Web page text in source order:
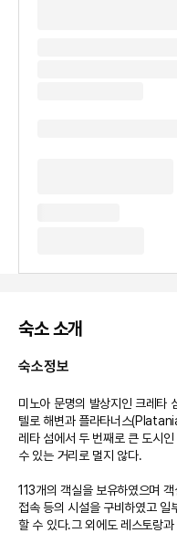
숙소 소개
숙소정보
미노아 문명의 발상지인 크레타
텔로 해변과 플라타너스
레타 섬에서 두 번째로 큰 도시
수 있는 거리로 멀지 않다.
113개의 객실을 보유하였으며
접속 등의 시설을 구비하였고 일
할 수 있다.그 외에도 레스토랑